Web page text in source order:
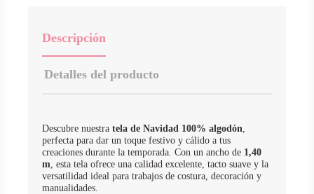
Descripción
Detalles del producto
Descubre nuestra tela de Navidad 100% algodón
perfecta para dar un toque festivo y cálido a tus
creaciones durante la temporada. Con un ancho de 1,40
m , esta tela ofrece una calidad excelente, tacto suave y la
versatilidad ideal para trabajos de costura, decoración y
manualidades.